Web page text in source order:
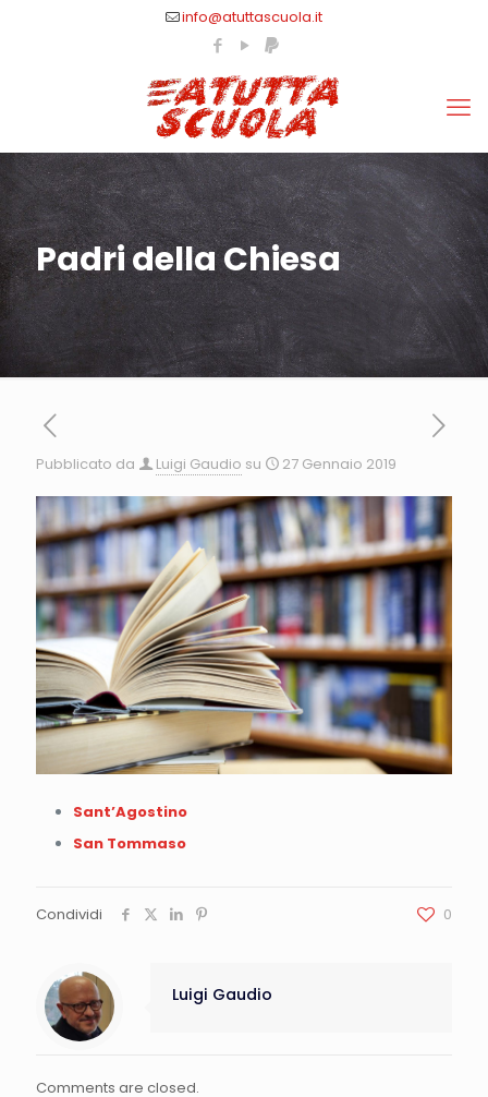
info@atuttascuola.it
Padri della Chiesa
Pubblicato da Luigi Gaudio su 27 Gennaio 2019
Sant’Agostino
San Tommaso
Condividi 0
Luigi Gaudio
Comments are closed.